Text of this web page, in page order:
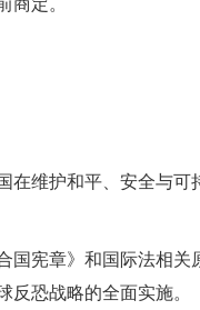
商定。
在维护和平、安全与可
国宪章》和国际法相关
恐战略的全面实施。